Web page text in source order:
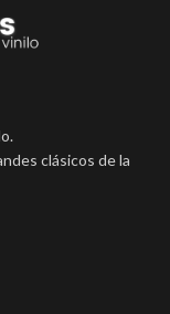
clásicos de la